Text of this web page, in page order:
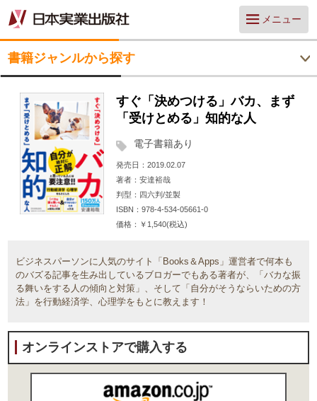
メニュー
書籍ジャンルから探す
すぐ「決めつける」バカ、まず
「受けとめる」知的な人
電子書籍あり
発売日
2019.02.07
著者
安達裕哉
判型
四六判/並製
ISBN
978-4-534-05661-0
価格
￥1,540(税込)
ビジネスパーソンに人気のサイト「Books＆Apps」運営者で何本も
のバズる記事を生み出しているブロガーでもある著者が、「バカな振
る舞いをする人の傾向と対策」、そして「自分がそうならいための方
法」を行動経済学、心理学をもとに教えます！
オンラインストアで購入する